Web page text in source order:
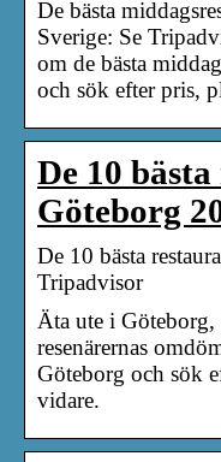
De bästa
Sverige: Se
om de bästa
och sök efter pris,
De 10
Göteborg
De 10 bästa
Tripadvisor
Äta ute i
resenärernas
Göteborg och sök
vidare.